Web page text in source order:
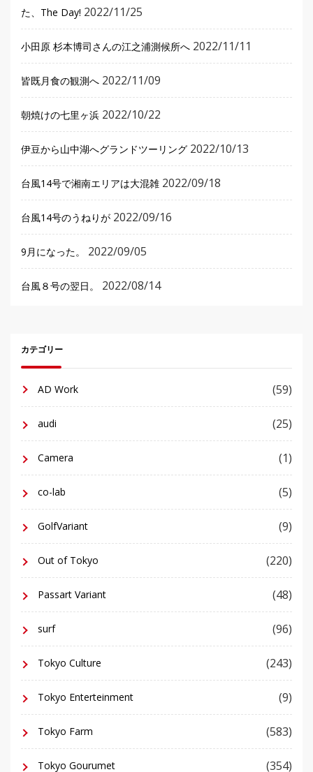
た、The Day! 2022/11/25
小田原 杉本博司さんの江之浦測候所へ 2022/11/11
皆既月食の観測へ 2022/11/09
朝焼けの七里ヶ浜 2022/10/22
伊豆から山中湖へグランドツーリング 2022/10/13
台風14号で湘南エリアは大混雑 2022/09/18
台風14号のうねりが 2022/09/16
9月になった。 2022/09/05
台風８号の翌日。 2022/08/14
カテゴリー
AD Work (59)
audi (25)
Camera (1)
co-lab (5)
GolfVariant (9)
Out of Tokyo (220)
Passart Variant (48)
surf (96)
Tokyo Culture (243)
Tokyo Enterteinment (9)
Tokyo Farm (583)
Tokyo Gourumet (354)